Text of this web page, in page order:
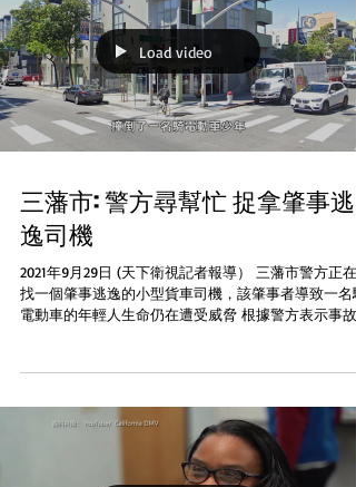
Load video
三藩市: 警方尋幫忙 捉拿肇事逃
逸司機
2021年9月29日 (天下衛視記者報導） 三藩市警方正在
找一個肇事逃逸的小型貨車司機，該肇事者導致一名
電動車的年輕人生命仍在遭受威脅 根據警方表示事故
電動車少...